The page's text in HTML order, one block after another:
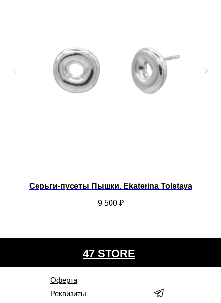
Серьги-пусеты Пышки. Ekaterina Tolstaya
9 500 ₽
Оферта
Реквизиты
47 STORE